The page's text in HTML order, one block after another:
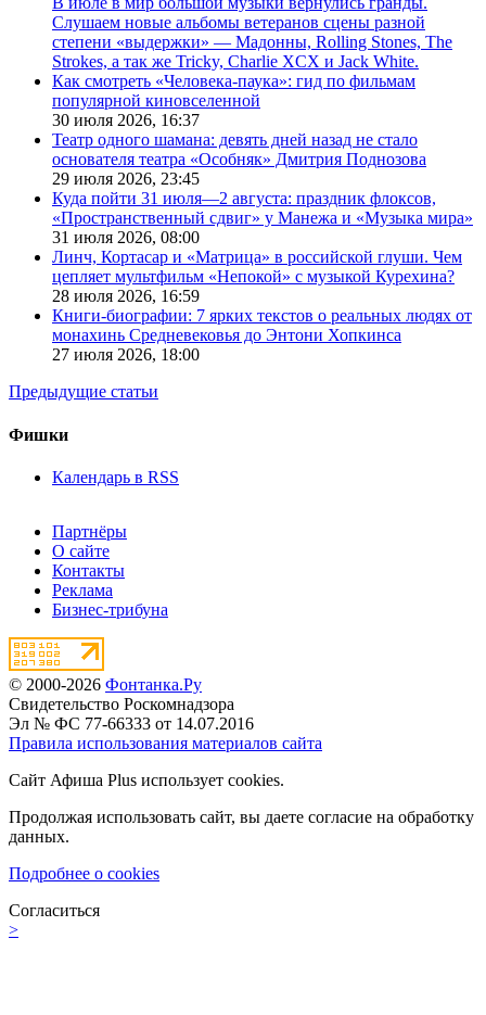
Слушаем новые альбомы ветеранов сцены разной
степени «выдержки» — Мадонны, Rolling Stones, The
Strokes, а так же Tricky, Charlie XCX и Jack White.
Как смотреть «Человека-паука»: гид по фильмам
популярной киновселенной
30 июля 2026, 16:37
Театр одного шамана: девять дней назад не стало
основателя театра «Особняк» Дмитрия Поднозова
29 июля 2026, 23:45
Куда пойти 31 июля—2 августа: праздник флоксов,
«Пространственный сдвиг» у Манежа и «Музыка мира»
31 июля 2026, 08:00
Линч, Кортасар и «Матрица» в российской глуши. Чем
цепляет мультфильм «Непокой» с музыкой Курехина?
28 июля 2026, 16:59
Книги-биографии: 7 ярких текстов о реальных людях от
монахинь Средневековья до Энтони Хопкинса
27 июля 2026, 18:00
Предыдущие статьи
Фишки
Календарь в RSS
Партнёры
О сайте
Контакты
Реклама
Бизнес-трибуна
© 2000-2026 Фонтанка.Ру
Свидетельство Роскомнадзора
Эл № ФС 77-66333 от 14.07.2016
Правила использования материалов сайта
Сайт Афиша Plus использует cookies.
Продолжая использовать сайт, вы даете согласие на обработку
данных.
Подробнее о cookies
Согласиться
>